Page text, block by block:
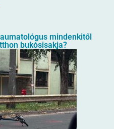
mindenkitől
bukósisakja?